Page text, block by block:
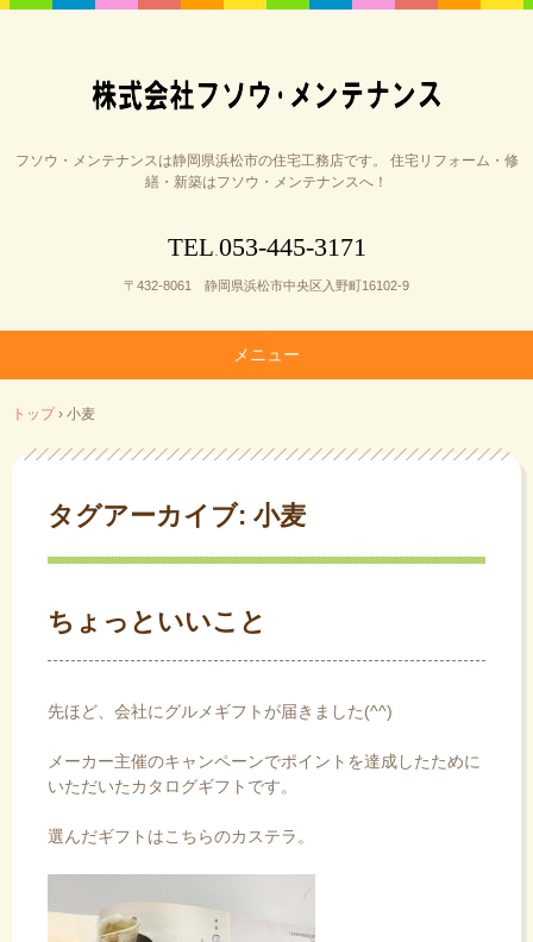
フソウ・メンテナンスは静岡県浜松市の住宅工務店です。 住宅リフォーム・修
繕・新築はフソウ・メンテナンスへ！
TEL 053-445-3171
〒432-8061 静岡県浜松市中央区入野町16102-9
メニュー
ン
テ
トップ › 小麦
タグアーカイブ: 小麦
ちょっといいこと
先ほど、会社にグルメギフトが届きました(^^)
メーカー主催のキャンペーンでポイントを達成したために
いただいたカタログギフトです。
選んだギフトはこちらのカステラ。